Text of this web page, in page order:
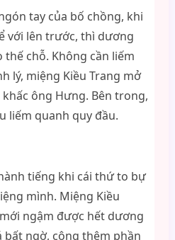
tay của bố chồng, khi
với lên trước, thì dương
chỗ. Không cần liếm
lý, miệng Kiều Trang mở
ông Hưng. Bên trong,
liếm quanh quy đầu.
tiếng khi cái thứ to bự
mình. Miệng Kiều
ngậm được hết dương
bất ngờ, cộng thêm phần